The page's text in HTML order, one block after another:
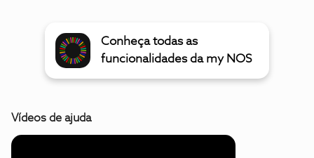
Conheça todas as
funcionalidades da my NOS
Vídeos de ajuda